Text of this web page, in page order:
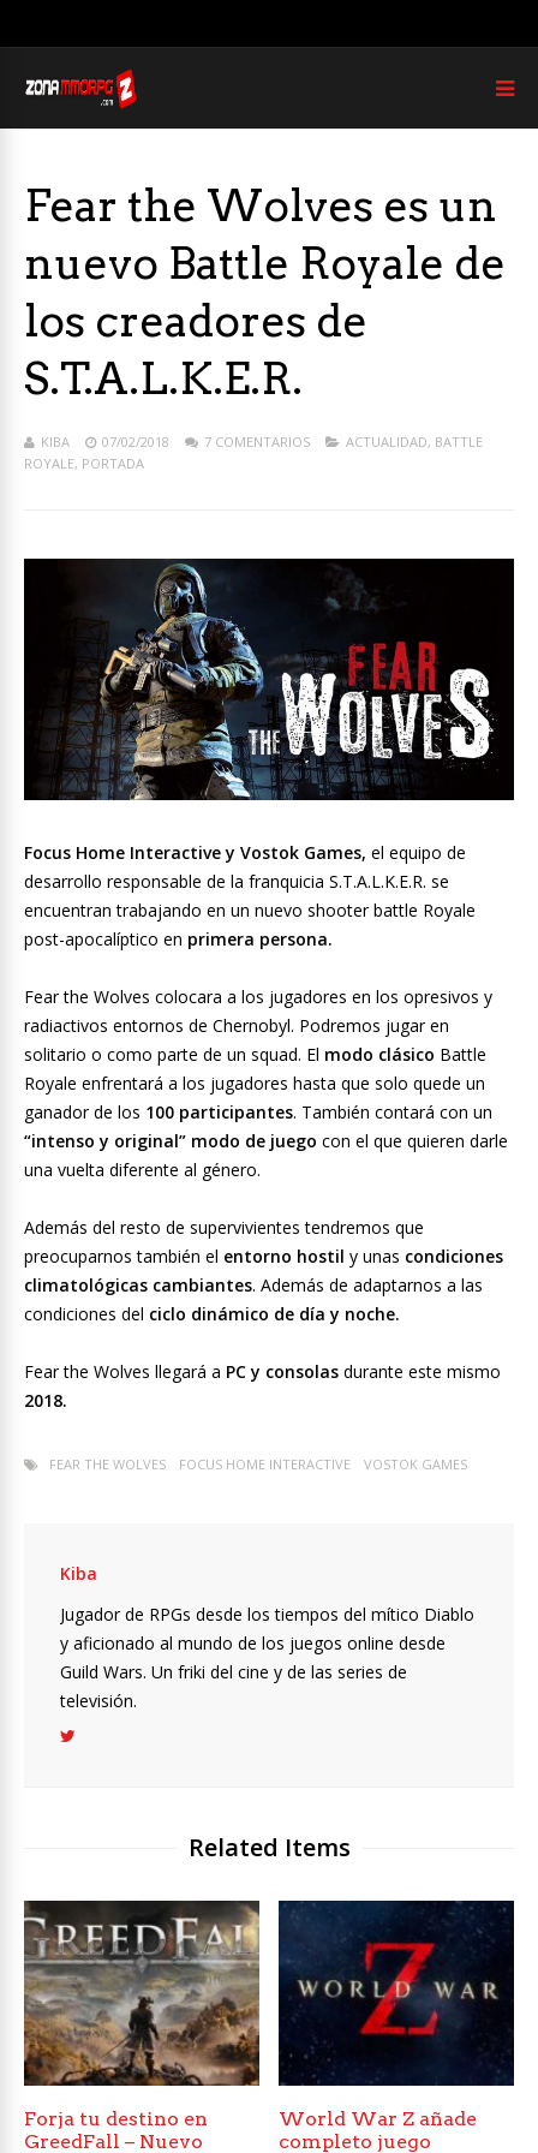
Fear the Wolves es un
nuevo Battle Royale de
los creadores de
S.T.A.L.K.E.R.
KIBA 07/02/2018 7 COMENTARIOS ACTUALIDAD, BATTLE
ROYALE, PORTADA
Focus Home Interactive y Vostok Games, el equipo de
desarrollo responsable de la franquicia S.T.A.L.K.E.R. se
encuentran trabajando en un nuevo shooter battle Royale
post-apocalíptico en primera persona.
Fear the Wolves colocara a los jugadores en los opresivos y
radiactivos entornos de Chernobyl. Podremos jugar en
solitario o como parte de un squad. El modo clásico Battle
Royale enfrentará a los jugadores hasta que solo quede un
ganador de los 100 participantes. También contará con un
“intenso y original” modo de juego con el que quieren darle
una vuelta diferente al género.
Además del resto de supervivientes tendremos que
preocuparnos también el entorno hostil y unas condiciones
climatológicas cambiantes. Además de adaptarnos a las
condiciones del ciclo dinámico de día y noche.
Fear the Wolves llegará a PC y consolas durante este mismo
2018.
FEAR THE WOLVES FOCUS HOME INTERACTIVE VOSTOK GAMES
Kiba
Jugador de RPGs desde los tiempos del mítico Diablo
y aficionado al mundo de los juegos online desde
Guild Wars. Un friki del cine y de las series de
televisión.
Related Items
Forja tu destino en
GreedFall – Nuevo
World War Z añade
completo juego